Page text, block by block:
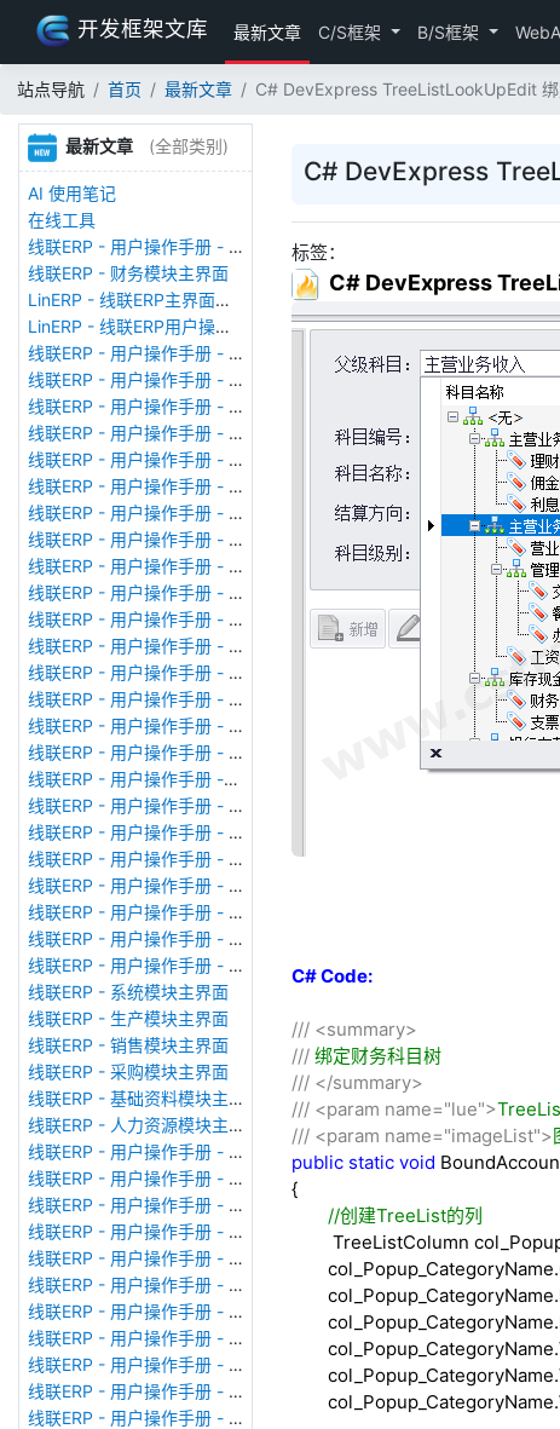
开发框架文库 最新文章 C/S框架 B/S框架
站点导航 首页 最新文章 C# DevExpress TreeListLookUpEdit
最新文章 (全部类别)
AI 使用笔记
在线工具
线联ERP - 用户操作手册 - 存货期初
线联ERP - 财务模块主界面
LinERP - 线联ERP主界面（HOME）
LinERP - 线联ERP用户操作手册 - 系统登陆
线联ERP - 用户操作手册 - 查看在线用户
线联ERP - 用户操作手册 - 数据备份
线联ERP - 用户操作手册 - 工厂管理
线联ERP - 用户操作手册 - 帐套管理
线联ERP - 用户操作手册 - 语种设置
线联ERP - 用户操作手册 - 国际化多语言
线联ERP - 用户操作手册 - 报表管理
线联ERP - 用户操作手册 - 字段名管理
线联ERP - 用户操作手册 - 模块管理
线联ERP - 用户操作手册 - 广播消息
线联ERP - 用户操作手册 - 审计日志
线联ERP - 用户操作手册 - 公司资料设置
线联ERP - 用户操作手册 - 系统参数设置
线联ERP - 用户操作手册 - 单据类型
线联ERP - 用户操作手册 - 号码规则
线联ERP - 用户操作手册 - 功能菜单
线联ERP - 用户操作手册 -分配临时角色
线联ERP - 用户操作手册 - 组织架构
线联ERP - 用户操作手册 - 用户管理
线联ERP - 用户操作手册 - 角色/岗位管理
线联ERP - 用户操作手册 - 暂估入库明细表
线联ERP - 用户操作手册 - 物料收发明细表
线联ERP - 用户操作手册 - 即时库存余额表
线联ERP - 用户操作手册 - 库存账龄分析表
线联ERP - 系统模块主界面
线联ERP - 生产模块主界面
线联ERP - 销售模块主界面
线联ERP - 采购模块主界面
线联ERP - 基础资料模块主界面
线联ERP - 人力资源模块主界面
线联ERP - 用户操作手册 - 个人考勤报表（横向）
线联ERP - 用户操作手册 - 部门考勤报表
线联ERP - 用户操作手册 - 个人考勤报表
线联ERP - 用户操作手册 - 考勤计算
线联ERP - 用户操作手册 - 节假日管理
线联ERP - 用户操作手册 - 请假管理
线联ERP - 用户操作手册 - 补卡管理
线联ERP - 用户操作手册 - 考勤设备管理
线联ERP - 用户操作手册 - 考勤参数配置
线联ERP - 用户操作手册 - 考勤设备绑定
线联ERP - 用户操作手册 - 员工档案
C# DevExpress
标签：
C# DevExpress
C# Code:
/// <summary>
/// 绑定财务科目树
/// </summary>
/// <param name="lue">
/// <param name="imageList">
public static void
{
//创建TreeList的列
TreeListColumn